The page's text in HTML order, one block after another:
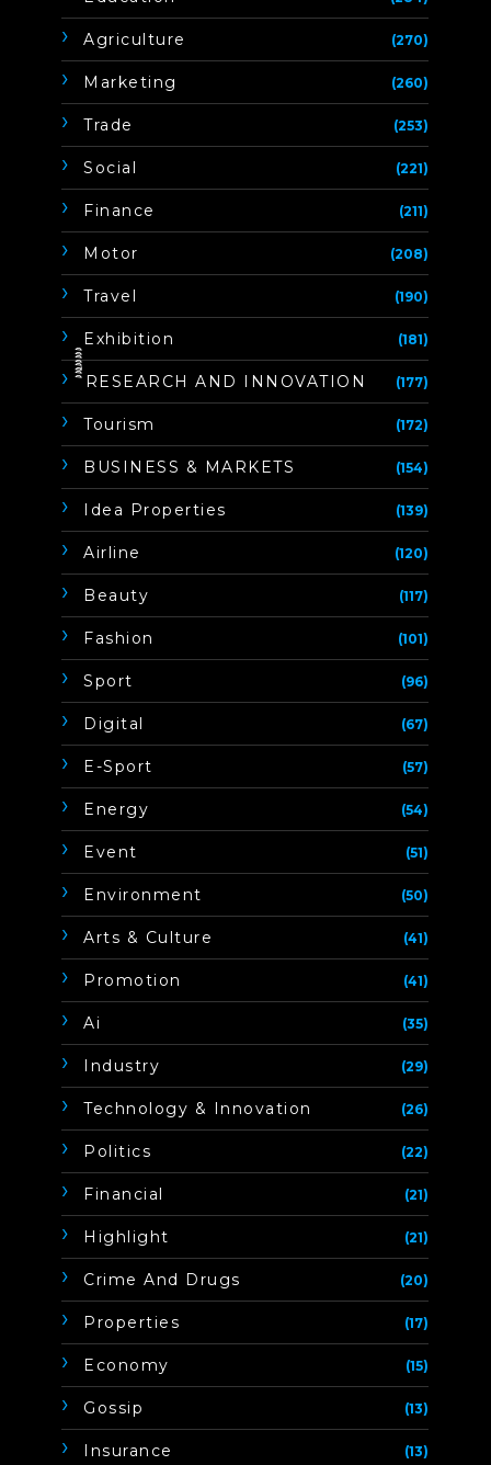
Agriculture (270)
Marketing (260)
Trade (253)
Social (221)
Finance (211)
Motor (208)
Travel (190)
Exhibition (181)
ิิีิิิิิRESEARCH AND INNOVATION (177)
Tourism (172)
BUSINESS & MARKETS (154)
Idea Properties (139)
Airline (120)
Beauty (117)
Fashion (101)
Sport (96)
Digital (67)
E-Sport (57)
Energy (54)
Event (51)
Environment (50)
Arts & Culture (41)
Promotion (41)
Ai (35)
Industry (29)
Technology & Innovation (26)
Politics (22)
Financial (21)
Highlight (21)
Crime And Drugs (20)
Properties (17)
Economy (15)
Gossip (13)
Insurance (13)